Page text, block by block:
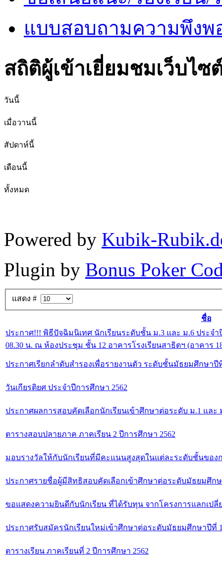
แบบสอบถามความพึงพ
สถิติผู้เข้าเยี่ยมชมเว็บไซ
วันนี้
เมื่อวานนี้
สัปดาห์นี้
เดือนนี้
ทั้งหมด
Powered by Kubik-
Plugin by Bonus Poker
แสดง #
ชื่อ
ประกาศ!!! พิธีปัจฉิมนิเทศ นักเรียนระดับชั้น ม.3 และ ม.6 ประจำ
08.30 น. ณ ห้องประชุม ชั้น 12 อาคารโรงเรียนสาธิตฯ (อาคาร
ประกาศเรียกลำดับสำรองเพื่อรายงานตัว ระดับชั้นมัธยมศึกษาปี
วันเกียรติยศ ประจำปีการศึกษา 2562
ประกาศผลการสอบคัดเลือกนักเรียนเข้าศึกษาต่อระดับ ม.1 และ
ตารางสอบปลายภาค ภาคเรียน 2 ปีการศึกษา 2562
มอบรางวัลให้กับนักเรียนที่มีคะแนนสูงสุดในแต่ละระดับชั้นของก
ประกาศรายชื่อผู้มีสิทธิสอบคัดเลือกเข้าศึกษาต่อระดับมัธยมศึกษ
ขอแสดงความยินดีกับนักเรียน ที่ได้รับทุน จากโครงการแลกเปลี่
ประกาศรับสมัครนักเรียนใหม่เข้าศึกษาต่อระดับมัธยมศึกษาปีที่
ตารางเรียน ภาคเรียนที่ 2 ปีการศึกษา 2562